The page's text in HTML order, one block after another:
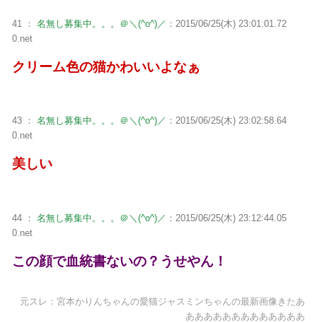
41 ： 名無し募集中。。。＠＼(^o^)／ ：2015/06/25(木) 23:01:01.72
0.net
クリーム色の猫かわいいよなぁ
43 ： 名無し募集中。。。＠＼(^o^)／ ：2015/06/25(木) 23:02:58.64
0.net
美しい
44 ： 名無し募集中。。。＠＼(^o^)／ ：2015/06/25(木) 23:12:44.05
0.net
この顔で血統書ないの？うせやん！
元スレ：宮本かりんちゃんの愛猫ジャスミンちゃんの最新画像きたあ
あああああああああああああ